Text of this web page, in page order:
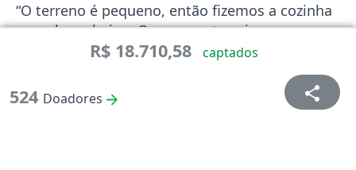
“O terreno é pequeno, então fizemos a cozinha
e a sala embaixo. Queremos terminar e
construir os quartos das crianças em cima.
Meu maior desejo é que elas tenham seus
quartos .”
R$ 18.710,58 captados
524 Doadores